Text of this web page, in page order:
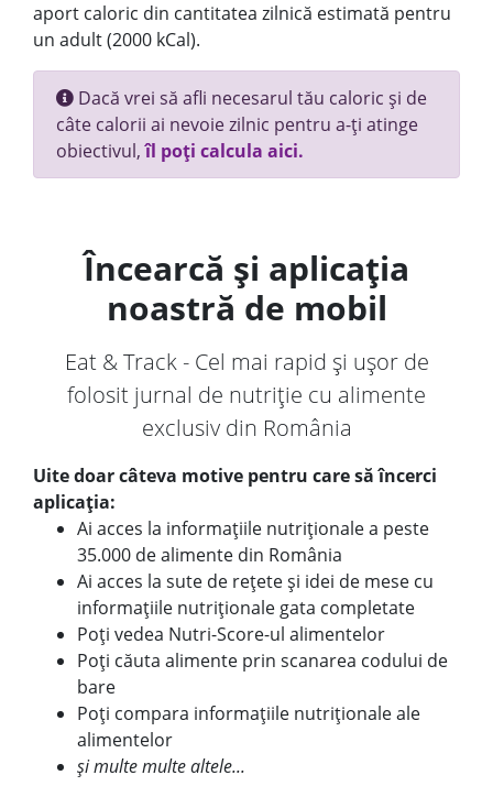
aport caloric din cantitatea zilnică estimată pentru
un adult (2000 kCal).
Dacă vrei să afli necesarul tău caloric și de
câte calorii ai nevoie zilnic pentru a-ți atinge
obiectivul,îl poți calcula aici.
Încearcă și aplicația
noastră de mobil
Eat & Track - Cel mai rapid și ușor de
folosit jurnal de nutriție cu alimente
exclusiv din România
Uite doar câteva motive pentru care să încerci
aplicația:
Ai acces la informațiile nutriționale a peste
35.000 de alimente din România
Ai acces la sute de rețete și idei de mese cu
informațiile nutriționale gata completate
Poți vedea Nutri-Score-ul alimentelor
Poți căuta alimente prin scanarea codului de
bare
Poți compara informațiile nutriționale ale
alimentelor
și multe multe altele...